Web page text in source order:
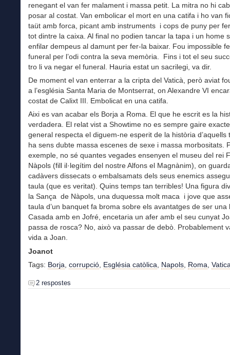
renegant el van fer malament i massa petit. La mitra no hi
posar al costat. Van embolicar el mort en una catifa i ho van
taüt amb forca, picant amb instruments i cops de puny per
tot dintre la caixa. Al final no podien tancar la tapa i un home
enfilar dempeus al damunt per fer-la baixar. Fou impossible
funeral per l’odi contra la seva memòria. Fins i tot el seu
tro li va negar el funeral. Hauria estat un sacrilegi, va dir.
De moment el van enterrar a la cripta del Vaticà, però aviat
a l’església Santa Maria de Montserrat, on Alexandre VI
costat de Calixt III. Embolicat en una catifa.
Aixi es van acabar els Borja a Roma. El que he escrit es la
verdadera. El relat vist a Showtime no es sempre gaire
general respecta el diguem-ne esperit de la història d’aquells
ha sens dubte massa escenes de sexe i massa morbositats.
exemple, no sé quantes vegades ensenyen el museu del rei
Nàpols (fill il·legítim del nostre Alfons el Magnànim), on
cadàvers dissecats o embalsamats dels seus enemics
taula (que es veritat). Quins temps tan terribles! Una figura
la Sança de Nàpols, una duquessa molt maca i jove que
taula d’un banquet fa broma sobre els avantatges de ser una
Casada amb en Jofré, encetaria un afer amb el seu cunyat
passa de rosca? No, això va passar de debò. Probablement
vida a Joan.
Joanot
Tags: Borja corrupció Església catòlica Napols Roma
2 respostes